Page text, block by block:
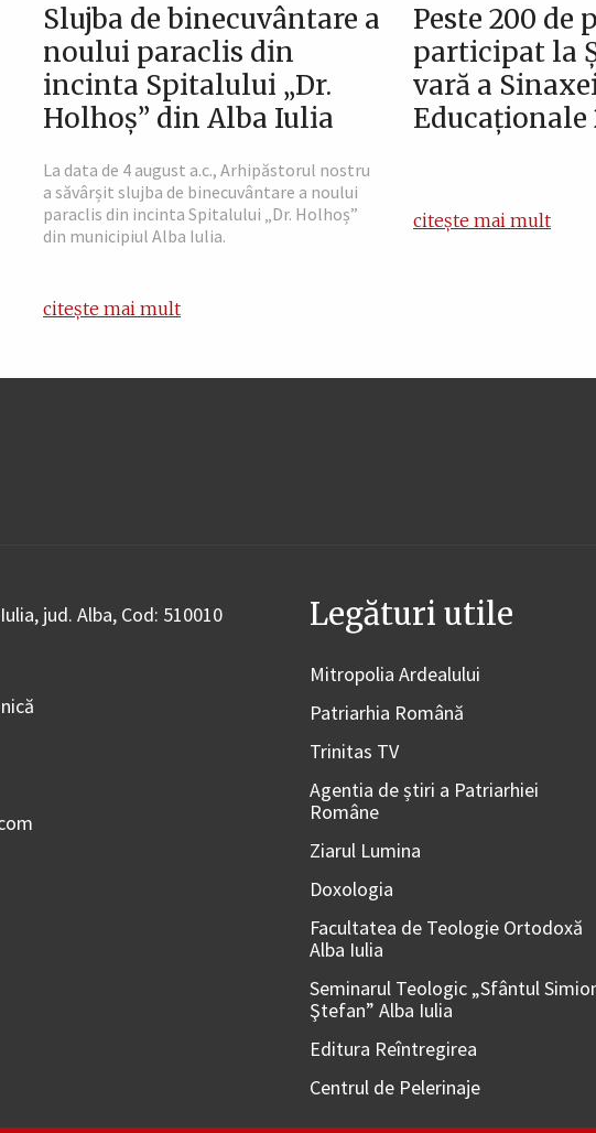
Slujba de binecuvântare a
noului paraclis din
incinta Spitalului „Dr.
Holhoș” din Alba Iulia
La data de 4 august a.c., Arhipăstorul nostru
a săvârșit slujba de binecuvântare a noului
paraclis din incinta Spitalului „Dr. Holhoș”
din municipiul Alba Iulia.
citește mai mult
Peste 200 de
participat la
vară a
Educaționale
citește mai mult
jud. Alba, Cod: 510010 Legături utile
Mitropolia Ardealului
Patriarhia Română
Trinitas TV
Agentia de știri a Patriarhiei
Române
Ziarul Lumina
Doxologia
Facultatea de Teologie Ortodoxă
Alba Iulia
Seminarul Teologic „Sfântul
Ştefan” Alba Iulia
Editura Reîntregirea
Centrul de Pelerinaje